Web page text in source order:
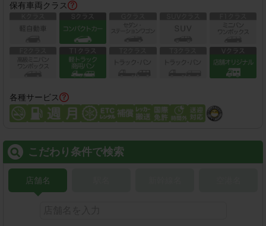
保有車両クラス
各種サービス
こだわり条件で検索
店舗名